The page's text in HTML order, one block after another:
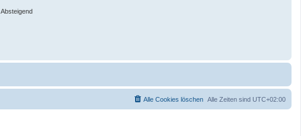
Absteigend
Alle Zeiten sind UTC+02:00
Alle Cookies löschen